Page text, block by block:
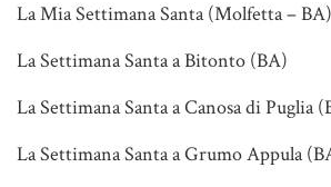
La Mia Settimana Santa (Molfetta – BA)
La Settimana Santa a Bitonto (BA)
La Settimana Santa a Canosa di Puglia
La Settimana Santa a Grumo Appula